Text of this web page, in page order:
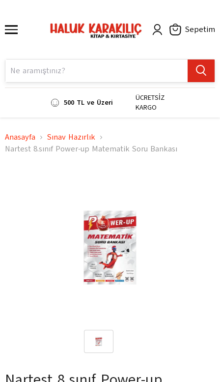
Sepetim
500 TL ve Üzeri
ÜCRETSİZ
KARGO
Anasayfa
Sınav Hazırlık
Nartest 8.sınıf Power-up Matematik Soru Bankası